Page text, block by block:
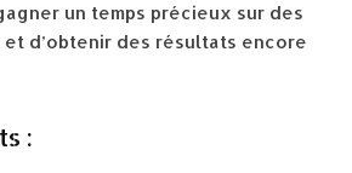
un temps précieux sur des
d’obtenir des résultats encore
: